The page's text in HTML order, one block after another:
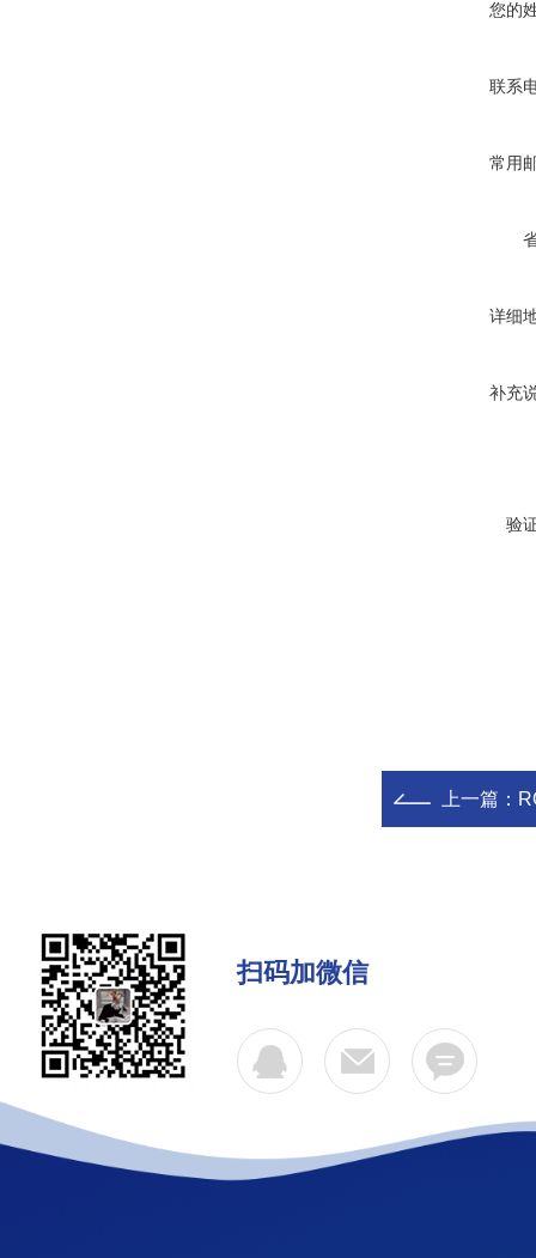
您的
联系
常用
详细
补充
验
上一篇：
扫码加微信